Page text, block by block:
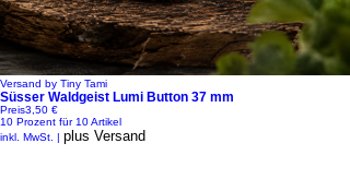
Versand by Tiny Tami
Süsser Waldgeist Lumi Button 37 mm
Preis3,50 €
10 Prozent für 10 Artikel
inkl. MwSt. | plus Versand